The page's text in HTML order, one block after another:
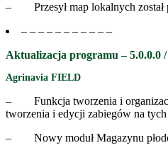
– Przesył map lokalnych został
– – – – – – – – – – –
Aktualizacja programu – 5.0.0.0 /
Agrinavia FIELD
– Funkcja tworzenia i
tworzenia i edycji zabiegów na
– Nowy moduł Magazynu